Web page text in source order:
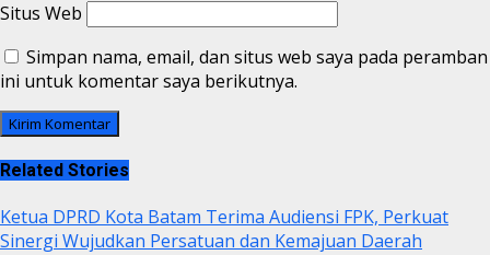
Situs Web
Simpan nama, email, dan situs web saya pada peramban
ini untuk komentar saya berikutnya.
Related Stories
Ketua DPRD Kota Batam Terima Audiensi FPK, Perkuat
Sinergi Wujudkan Persatuan dan Kemajuan Daerah